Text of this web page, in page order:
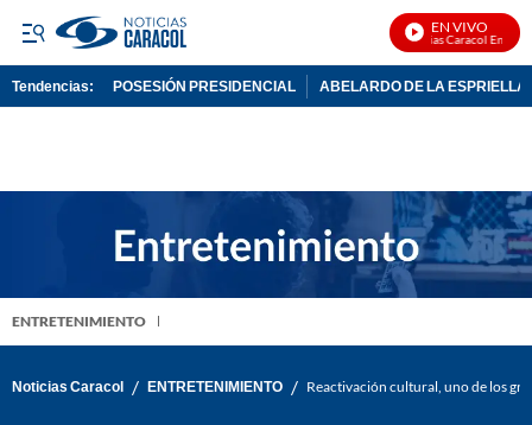
EN VIVO
Noticias Caracol En Vivo
Tendencias: POSESIÓN PRESIDENCIAL ABELARDO DE LA ESPRIELLA
ENTRETENIMIENTO
Noticias Caracol / ENTRETENIMIENTO / Reactivación cultural, uno de los